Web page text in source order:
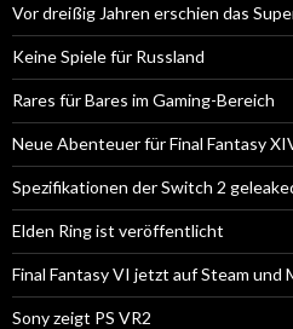
Vor dreißig Jahren erschien das
Keine Spiele für Russland
Rares für Bares im Gaming-Bereich
Neue Abenteuer für Final Fantasy
Spezifikationen der Switch 2
Elden Ring ist veröffentlicht
Final Fantasy VI jetzt auf Steam und
Sony zeigt PS VR2